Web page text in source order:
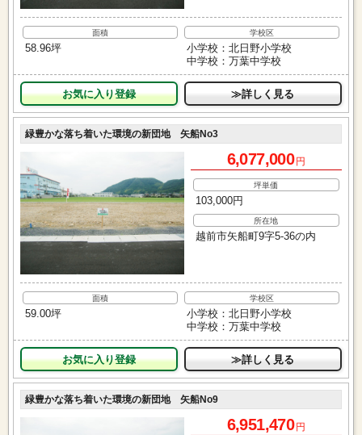
面積
58.96坪
学校区
小学校：北日野小学校
中学校：万葉中学校
お気に入り ≫詳しく見る
緑豊かな落ち着いた環境の新団地 矢船No3
6,077,000円
坪単価
103,000円
所在地
越前市矢船町9字5-36の内
面積
59.00坪
学校区
小学校：北日野小学校
中学校：万葉中学校
お気に入り ≫詳しく見る
緑豊かな落ち着いた環境の新団地 矢船No9
6,951,470 円